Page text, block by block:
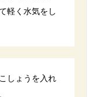
軽く水気をし
しょうを入れ